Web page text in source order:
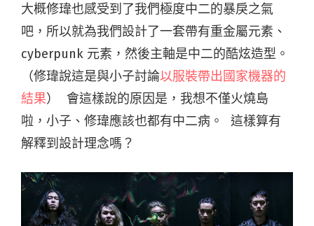
大概修瑋也感受到了我們極度中二的暴戾之氣
吧，所以就為我們設計了一套帶有重金屬元素、
cyberpunk 元素，然後主軸是中二的酷炫造型。
（修瑋說這是與小子討論以服裝帶出國家機器的
結果） 會這樣說的原因是，我想不僅火燒島
啦，小子、修瑋應該也都有中二病。 這樣算有
解釋到設計理念嗎？